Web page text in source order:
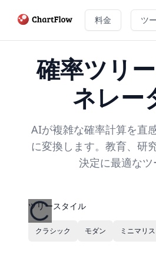
料金 ツ
確率ツリ
ネレー
AIが複雑な確率計算を直
に変換します。教育、研
決定に最適なツ
ツリースタイル
クラシック モダン ミニマリス